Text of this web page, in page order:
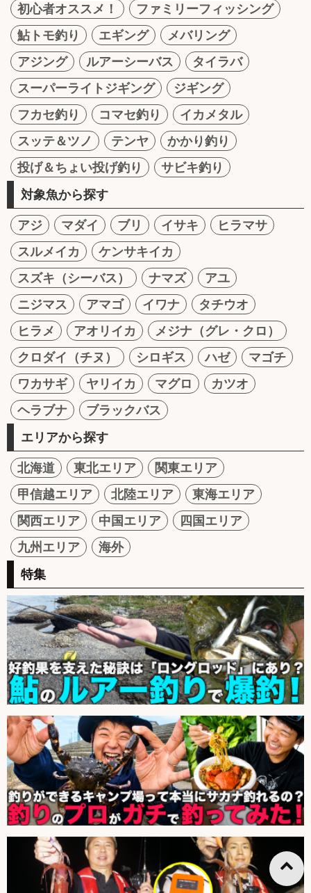
初心者オススメ！
ファミリーフィッシング
鮎トモ釣り
エギング
メバリング
アジング
ルアーシーバス
タイラバ
スーパーライトジギング
ジギング
フカセ釣り
コマセ釣り
イカメタル
スッテ＆ツノ
テンヤ
かかり釣り
投げ＆ちょい投げ釣り
サビキ釣り
対象魚から探す
アジ マダイ ブリ イサキ
ヒラマサ
スルメイカ
ケンサキイカ
スズキ（シーバス）
ナマズ
アユ
ニジマス
アマゴ イワナ
タチウオ
ヒラメ
アオリイカ
メジナ（グレ・クロ）
クロダイ（チヌ）
シロギス ハゼ
マゴチ
ワカサギ
ヤリイカ マグロ
カツオ
ヘラブナ
ブラックバス
エリアから探す
北海道 東北エリア
関東エリア
甲信越エリア
北陸エリア
東海エリア
関西エリア
中国エリア
四国エリア
九州エリア
海外
特集